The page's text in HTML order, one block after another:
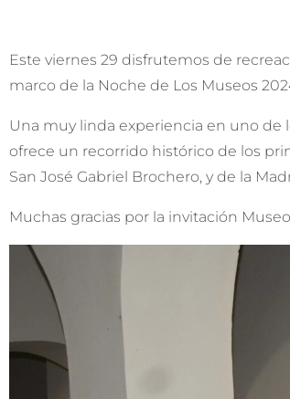
Este viernes 29 disfrutemos de
marco de la Noche de Los Museos
Una muy linda experiencia en uno de
ofrece un recorrido histórico de los
San José Gabriel Brochero, y de la
Muchas gracias por la invitación